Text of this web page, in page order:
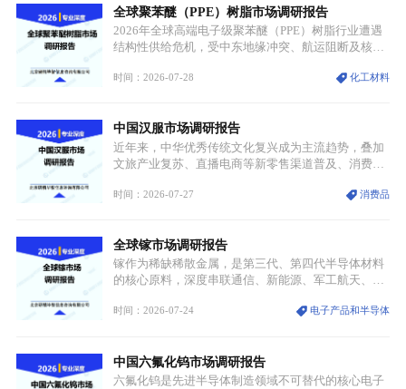
贯穿传统工业、高端制造、军工、新能源等多个核心
产业，成为现代工业体系中不可或缺的基础材料。
全球聚苯醚（PPE）树脂市场调研报告
2026年全球高端电子级聚苯醚（PPE）树脂行业遭遇
结构性供给危机，受中东地缘冲突、航运阻断及核心
停产，行业长期维持寡头垄断的供应链格局彻底瓦
价无市”的供给真空，并沿高频覆铜板、PCB电路板向
AI服务器、5G基站等高端电子终端持续传导，全产业
链生产、成本、交付均承受巨大压力。
时间：2026-07-28 化工材料
中国汉服市场调研报告
近年来，中华优秀传统文化复兴成为主流趋势，叠加
文旅产业复苏、直播电商等新零售渠道普及、消费群
服不再局限于传统节日、古风活动等小众场景，逐步
重要载体。同时，行业标准落地、生产技术升级、原
创设计能力提升，进一步夯实产业发展根基，吸引传
统服饰品牌、文旅企业等跨界入局，市场活力持续释
时间：2026-07-27 消费品
全球镓市场调研报告
镓作为稀缺稀散金属，是第三代、第四代半导体材料
的核心原料，深度串联通信、新能源、军工航天、光
与大国科技博弈的关键战略资源。镓并非传统大宗金
领域渗透”的战略体系，成为全球科技产业运转的刚
需资源。
时间：2026-07-24 电子产品和半导体
中国六氟化钨市场调研报告
六氟化钨是先进半导体制造领域不可替代的核心电子